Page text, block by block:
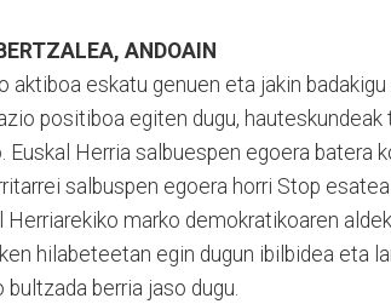
ANDOAIN
aktiboa eskatu genuen eta jakin
positiboa egiten dugu,
Euskal Herria salbuespen egoera batera
salbuspen egoera horri Stop
Herriarekiko marko demokratikoaren
hilabeteetan egin dugun ibilbidea eta
bultzada berria jaso dugu.